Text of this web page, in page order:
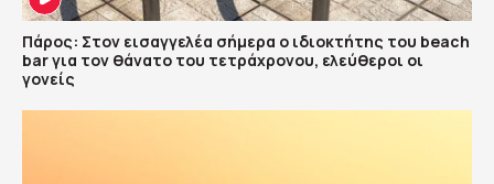
Πάρος: Στον εισαγγελέα σήμερα ο ιδιοκτήτης του beach
bar για τον θάνατο του τετράχρονου, ελεύθεροι οι
γονείς